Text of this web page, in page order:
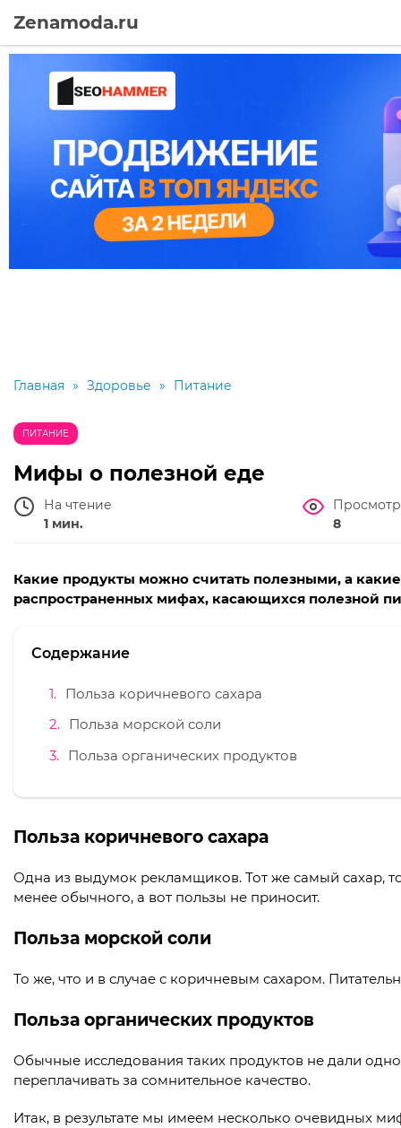
Zenamoda.ru
Главная » Здоровье » Питание
ПИТАНИЕ
Мифы о полезной еде
На чтение
1 мин.
8
Какие продукты можно считать полезными, а
распространенных мифах, касающихся полезной
Содержание
Польза коричневого сахара
Польза морской соли
Польза органических продуктов
Польза коричневого сахара
Одна из выдумок рекламщиков. Тот же самый сахар,
менее обычного, а вот пользы не приносит.
Польза морской соли
То же, что и в случае с коричневым сахаром.
Польза органических продуктов
Обычные исследования таких продуктов не дали
переплачивать за сомнительное качество.
Итак, в результате мы имеем несколько очевидных